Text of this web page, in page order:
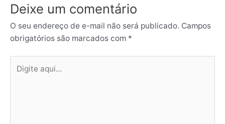
Deixe um comentário
O seu endereço de e-mail não será publicado. Campos
obrigatórios são marcados com *
aqui...